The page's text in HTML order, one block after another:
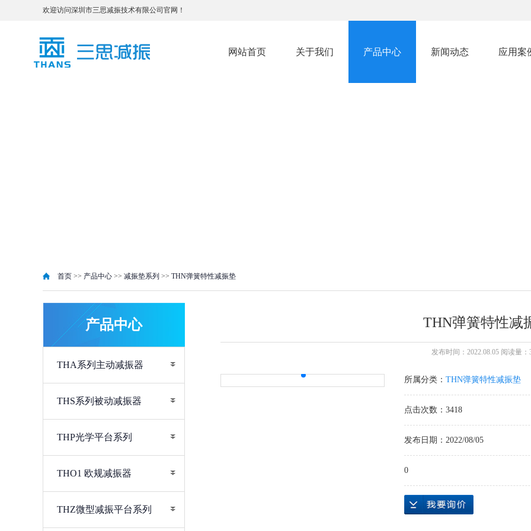
欢迎访问深圳市三思减振技术有限公司官网！
网站首页 关于我们 产品中心 新闻动态 应用案
首页 >> 产品中心 >> 减振垫系列 >> THN弹簧特性减振垫
产品中心
THA系列主动减振器
THS系列被动减振器
THP光学平台系列
THO1 欧规减振器
THZ微型减振平台系列
THN弹簧特性减
发布时间：2022.08.05 阅读量：
所属分类： THN弹簧特性减振垫
点击次数：3418
发布日期：2022/08/05
0